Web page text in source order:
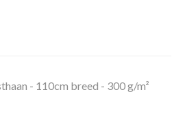
- 110cm breed - 300 g/m²